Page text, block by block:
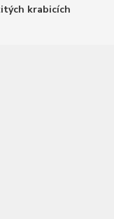
krabicích